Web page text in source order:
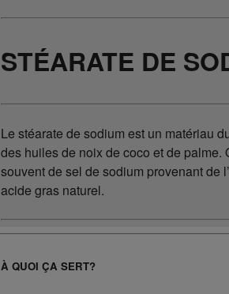
STÉARATE DE
Le stéarate de sodium est un matériau
des huiles de noix de coco et de palme.
souvent de sel de sodium provenant de
acide gras naturel.
À QUOI ÇA SERT?